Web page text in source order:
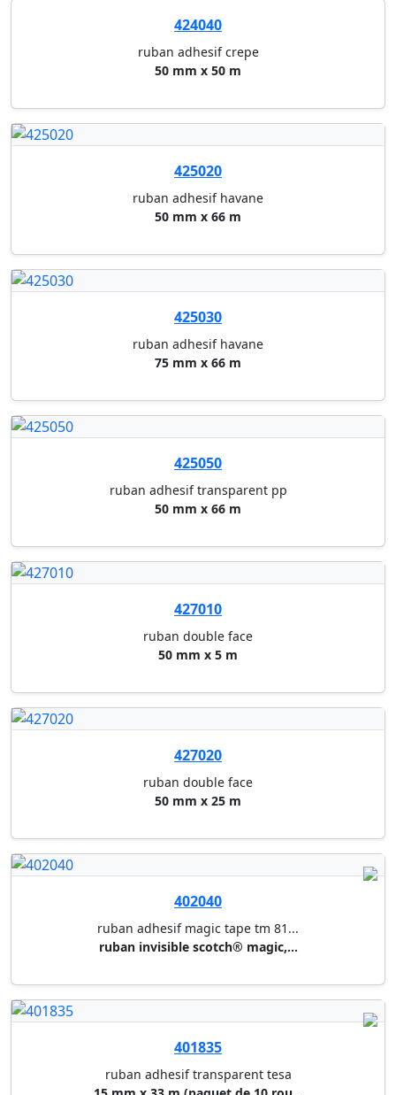
ruban adhesif havane
425050
ruban adhesif transparent pp
50 mm x 66 m
427010
ruban double face
50 mm x 5 m
427020
ruban double face
50 mm x 25 m
ruban adhesif magic tape tm 81...
ruban invisible scotch® magic,...
401835
ruban adhesif transparent tesa
15 mm x 33 m (paquet de 10 rou...
402011
19 mm x 33 m
402080
devidoir a main scotch
402082
ruban adhesif magic tape tm 81...
ruban invisible scotch® magic,...